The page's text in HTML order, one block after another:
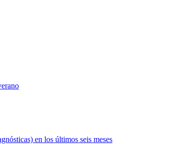
en los últimos seis meses